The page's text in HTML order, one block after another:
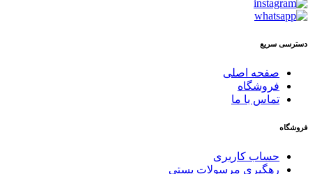
دسترسی سریع
صفحه اصلی
فروشگاه
تماس با ما
فروشگاه
حساب کاربری
رهگیری مرسولات پستی